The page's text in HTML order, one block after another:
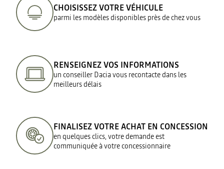
CHOISISSEZ VOTRE VÉHICULE
parmi les modèles disponibles près de chez vous
RENSEIGNEZ VOS INFORMATIONS
un conseiller Dacia vous recontacte dans les
meilleurs délais
FINALISEZ VOTRE ACHAT EN CONCESSION
en quelques clics, votre demande est
communiquée à votre concessionnaire